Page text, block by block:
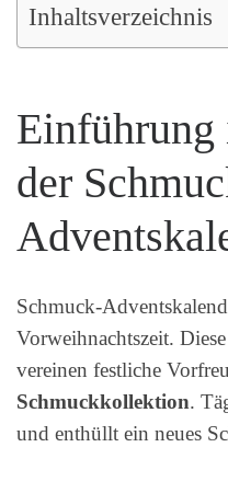
Inhaltsverzeichnis
der
Schmuck-
Vorweihnachtszeit.
vereinen festliche
Schmuckkollektion.
und enthüllt ein neues